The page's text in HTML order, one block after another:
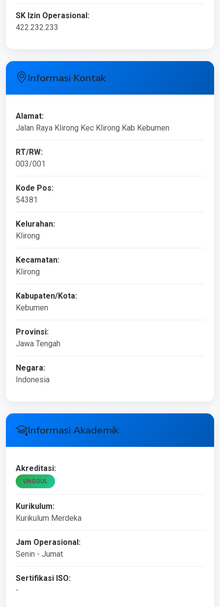
SK Izin Operasional:
422.232.233
Informasi Kontak
Alamat:
Jalan Raya Klirong Kec Klirong Kab Kebumen
RT/RW:
003/001
Kode Pos:
54381
Kelurahan:
Klirong
Kecamatan:
Klirong
Kabupaten/Kota:
Kebumen
Provinsi:
Jawa Tengah
Negara:
Indonesia
Informasi Akademik
Akreditasi:
UNGGUL
Kurikulum:
Kurikulum Merdeka
Jam Operasional:
Senin - Jumat
Sertifikasi ISO:
-